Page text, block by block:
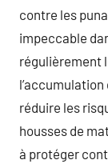
contre les
impeccable
régulièrement
réduire les
housses de
à protéger